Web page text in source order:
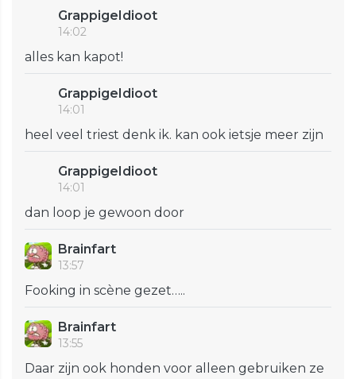
GrappigeIdioot
14:02
alles kan kapot!
GrappigeIdioot
14:01
heel veel triest denk ik. kan ook ietsje meer zijn
GrappigeIdioot
14:01
dan loop je gewoon door
Brainfart
13:57
Fooking in scène gezet…..
Brainfart
13:55
Daar zijn ook honden voor alleen gebruiken ze